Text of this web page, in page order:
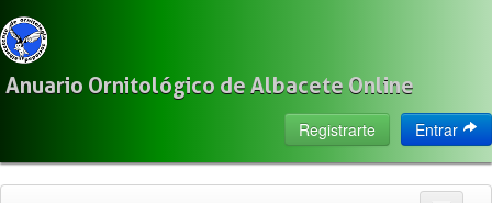
Anuario Ornitológico de Albacete Online
Entrar
Registrarte